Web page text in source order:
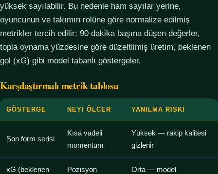
yüksek sayılabilir. Bu nedenle ham sayılar yerine,
oyuncunun ve takımın rolüne göre normalize edilmiş
metrikler tercih edilir: 90 dakika başına düşen değerler,
topla oynama yüzdesine göre düzeltilmiş üretim, beklenen
gol (xG) gibi model tabanlı göstergeler.
Karşılaştırmalı metrik tablosu
GÖSTERGE NEYI ÖLÇER YANILMA RISKI
Son form serisi
Kısa vadeli
momentum
Yüksek — rakip kalitesi
gizlenir
xG (beklenen
Pozisyon
Orta — model